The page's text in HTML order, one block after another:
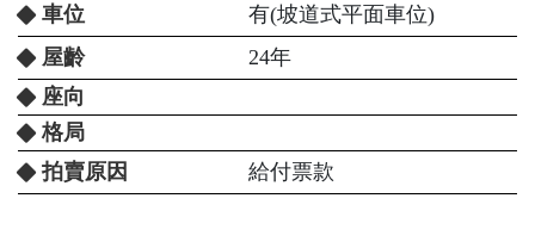
車位
有(坡道式平面車位)
屋齡
24年
座向
格局
拍賣原因
給付票款